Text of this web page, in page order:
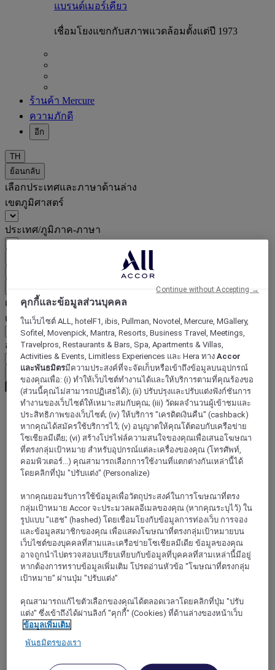
แบรนด์เมอร์เคียว
เชื่อมโยงแขกกับสภาพแวดล้อมตั้งแต่ปี 1973
ร้านค้า Mercure
ความภักดี
อีก
TH
ย้อนกลับ
เลือกประเทศและภาษาด้านล่าง
เขตภูมิศาสตร์
ประเทศ/ภูมิภาค-ภาษา
เลือกสกุลเงินด้านล่าง
เขตภูมิศาสตร์
สกุลเงิน
ยืนยันสกุลเงิน
World
Asia
Japan
Yokosuka
YOKOSUKA, ญี่ปุ่น
Mercure Yokosuka
คุกกี้และข้อมูลส่วนบุคคล
ในเว็บไซต์ ALL, hotelF1, ibis, Pullman, Novotel, Mercure, MGallery,
Sofitel, Movenpick, Mantra, Resorts, Business Travel, Meetings,
Travelpros, Restaurants & Bars, Spa, Apartments & Villas,
Activities & Events, Limitless Experiences และ Hera ทางAccor
และพันธมิตรมีความประสงค์ที่จะจัดเก็บหรือเข้าถึงข้อมูลบนอุปกรณ์
ของคุณเพื่อ: (i) ทำให้เว็บไซต์ทำงานได้และให้บริการตามที่คุณร้องขอ
(ส่วนนี้คุณไม่สามารถปฏิเสธได้); (ii) ปรับปรุงและปรับแต่งฟังก์ชันการ
ทำงานของเว็บไซต์ให้เหมาะสมกับคุณ; (iii) วัดผลจำนวนผู้เข้าชมและ
ประสิทธิภาพของเว็บไซต์; (iv) ให้บริการ "เครดิตเงินคืน" (cashback)
หากคุณได้สมัครใช้บริการไว้; (v) อนุญาตให้คุณโต้ตอบกับเครือข่าย
โซเชียลมีเดีย; (vi) สร้างโปรไฟล์ความสนใจของคุณเพื่อเสนอโฆษณา
ที่ตรงกลุ่มเป้าหมาย สำหรับอุปกรณ์แต่ละเครื่องของคุณ (โทรศัพท์,
คอมพิวเตอร์...) คุณสามารถเลือกการใช้งานที่แตกต่างกันเหล่านี้ได้
โดยคลิกที่ปุ่ม "ปรับแต่ง" (Personalize)
หากคุณยอมรับการใช้ข้อมูลเพื่อวัตถุประสงค์ในการโฆษณาที่ตรง
กลุ่มเป้าหมาย Accor จะประมวลผลอีเมลของคุณ (หากคุณระบุไว้) ใน
รูปแบบ "แฮช" (hashed) โดยเชื่อมโยงกับข้อมูลการท่องเว็บ การจอง
และข้อมูลสมาชิกของคุณ เพื่อแสดงโฆษณาที่ตรงกลุ่มเป้าหมายบน
เว็บไซต์ของบุคคลที่สามและเครือข่ายโซเชียลมีเดีย ข้อมูลของคุณ
อาจถูกนำไปตรวจสอบเปรียบเทียบกับข้อมูลที่บุคคลที่สามเหล่านี้มีอยู่
หากต้องการทราบข้อมูลเพิ่มเติม โปรดอ่านหัวข้อ "โฆษณาที่ตรงกลุ่ม
เป้าหมาย" ผ่านปุ่ม "ปรับแต่ง"
คุณสามารถแก้ไขตัวเลือกของคุณได้ตลอดเวลาโดยคลิกที่ปุ่ม "ปรับ
แต่ง" ซึ่งเข้าถึงได้ผ่านลิงก์ "คุกกี้" (Cookies) ที่ด้านล่างของหน้าเว็บ
ข้อมูลเพิ่มเติม
พันธมิตรของเรา
Continue without Accepting →